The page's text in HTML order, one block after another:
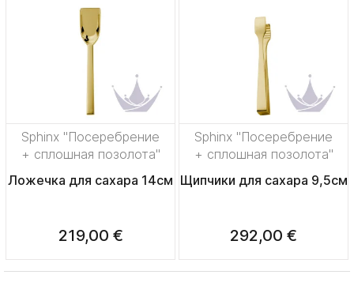
Sphinx "Посеребрение
+ сплошная позолота"
Ложечка для сахара 14см
219,00 €
Sphinx "Посеребрение
+ сплошная позолота"
Щипчики для сахара 9,5см
292,00 €